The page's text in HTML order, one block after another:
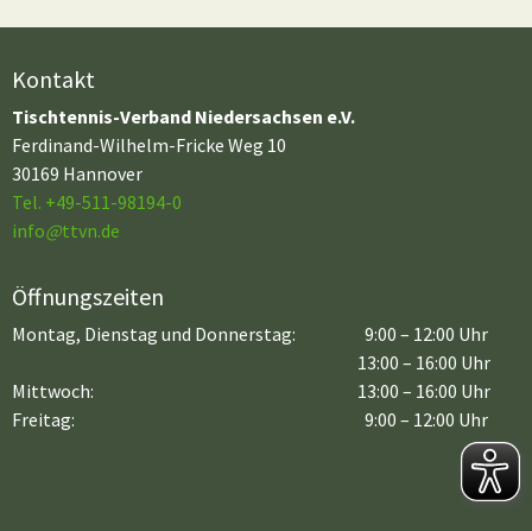
Kontakt
Tischtennis-Verband Niedersachsen e.V.
Ferdinand-Wilhelm-Fricke Weg 10
30169 Hannover
Tel. +49-511-98194-0
info@ttvn.de
Öffnungszeiten
Montag, Dienstag und Donnerstag:
9:00 – 12:00 Uhr
13:00 – 16:00 Uhr
Mittwoch:
Freitag:
13:00 – 16:00 Uhr
9:00 – 12:00 Uhr